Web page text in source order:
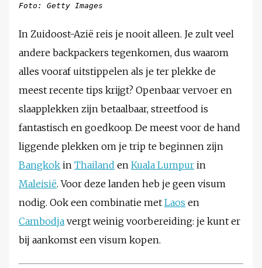
Foto: Getty Images
In Zuidoost-Azië reis je nooit alleen. Je zult veel
andere backpackers tegenkomen, dus waarom
alles vooraf uitstippelen als je ter plekke de
meest recente tips krijgt? Openbaar vervoer en
slaapplekken zijn betaalbaar, streetfood is
fantastisch en goedkoop. De meest voor de hand
liggende plekken om je trip te beginnen zijn
Bangkok in Thailand en Kuala Lumpur in
Maleisië. Voor deze landen heb je geen visum
nodig. Ook een combinatie met Laos en
Cambodja vergt weinig voorbereiding: je kunt er
bij aankomst een visum kopen.